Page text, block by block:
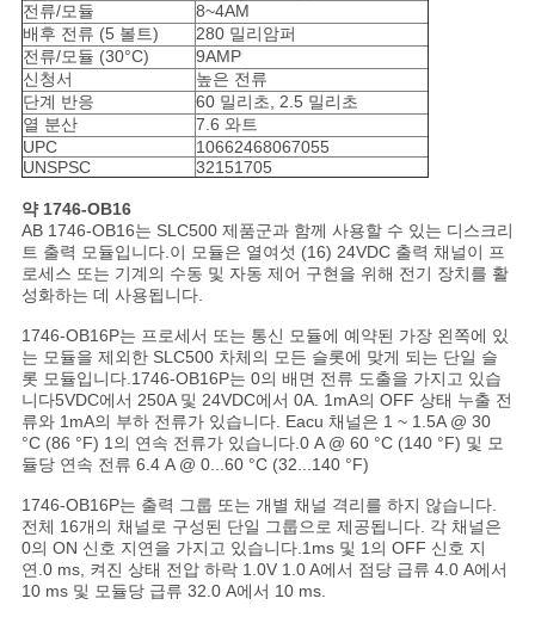
사
이
트
맵
개
인
정
보
정
책
전류/모듈
8~4AM
배후 전류 (5 볼트)
280 밀리암퍼
전류/모듈 (30°C)
9AMP
신청서
높은 전류
단계 반응
60 밀리초, 2.5 밀리초
열 분산
7.6 와트
UPC
10662468067055
UNSPSC
32151705
약 1746-OB16
AB 1746-OB16는 SLC500 제품군과 함께 사용할 수 있는 디스크리
트 출력 모듈입니다.이 모듈은 열여섯 (16) 24VDC 출력 채널이 프
로세스 또는 기계의 수동 및 자동 제어 구현을 위해 전기 장치를 활
성화하는 데 사용됩니다.
1746-OB16P는 프로세서 또는 통신 모듈에 예약된 가장 왼쪽에 있
는 모듈을 제외한 SLC500 차체의 모든 슬롯에 맞게 되는 단일 슬
롯 모듈입니다.1746-OB16P는 0의 배면 전류 도출을 가지고 있습
니다5VDC에서 250A 및 24VDC에서 0A. 1mA의 OFF 상태 누출 전
류와 1mA의 부하 전류가 있습니다. Eacu 채널은 1 ~ 1.5A @ 30
°C (86 °F) 1의 연속 전류가 있습니다.0 A @ 60 °C (140 °F) 및 모
듈당 연속 전류 6.4 A @ 0...60 °C (32...140 °F)
1746-OB16P는 출력 그룹 또는 개별 채널 격리를 하지 않습니다.
전체 16개의 채널로 구성된 단일 그룹으로 제공됩니다. 각 채널은
0의 ON 신호 지연을 가지고 있습니다.1ms 및 1의 OFF 신호 지
연.0 ms, 켜진 상태 전압 하락 1.0V 1.0 A에서 점당 급류 4.0 A에서
10 ms 및 모듈당 급류 32.0 A에서 10 ms.